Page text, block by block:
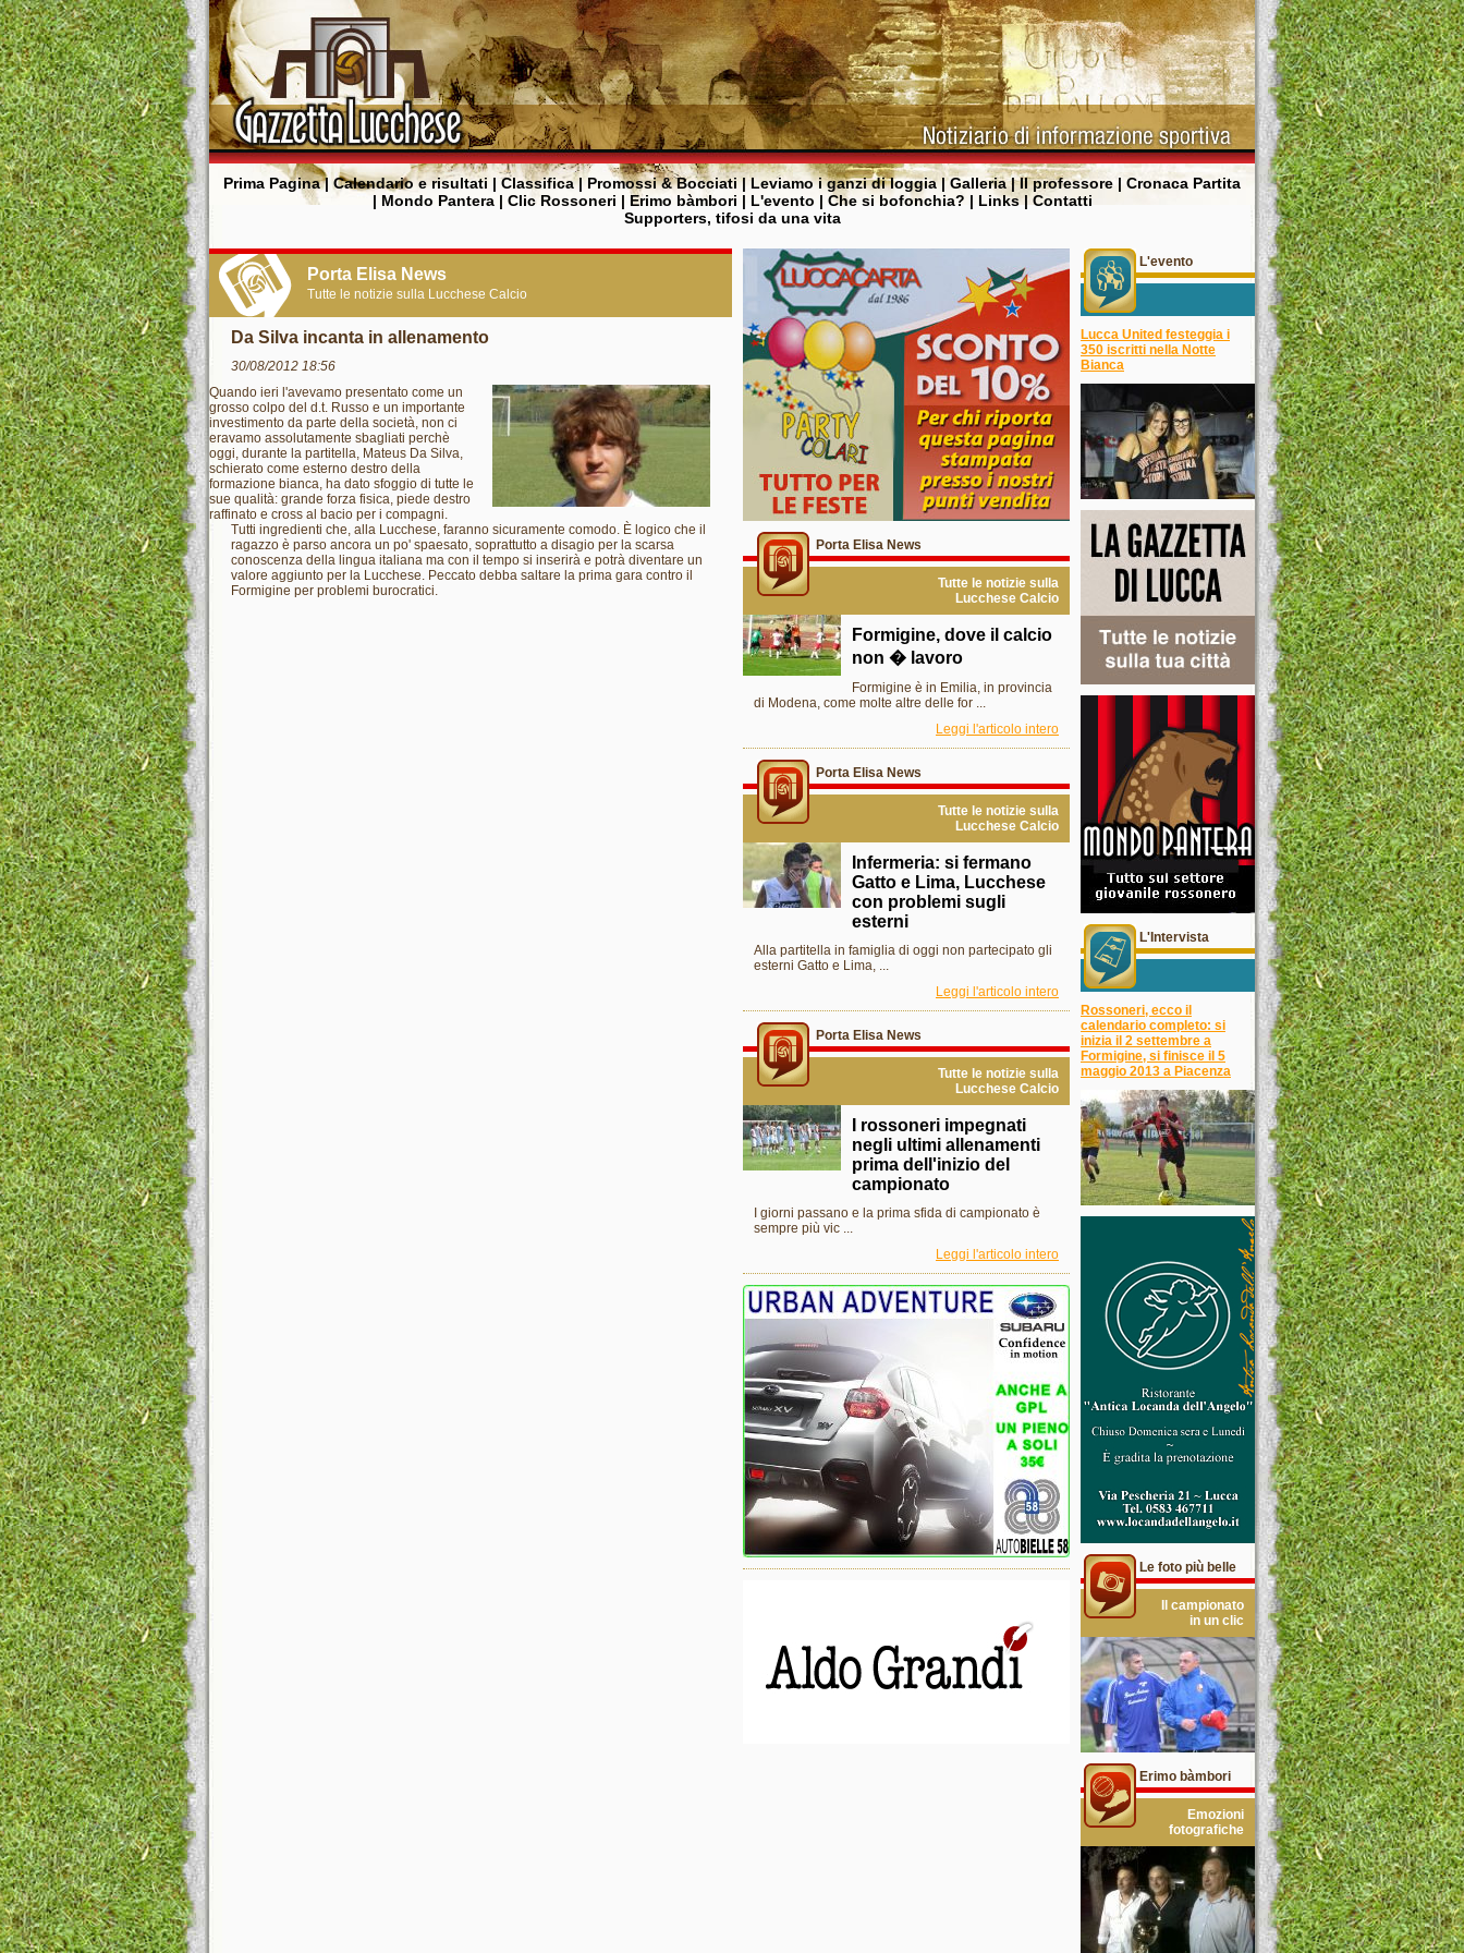
Prima Pagina| Calendario e risultati | Classifica|Promossi & Bocciati|Leviamo i ganzi di loggia|Galleria|Il professore | Cronaca Partita
| Mondo Pantera| Clic Rossoneri | Erimo bàmbori | L'evento | Che si bofonchia? | Links|Contatti
Supporters, tifosi da una vita
Porta Elisa News
Tutte le notizie sulla Lucchese Calcio
Da Silva incanta in allenamento
30/08/2012 18:56
Quando ieri l'avevamo presentato come un
grosso colpo del d.t. Russo e un importante
investimento da parte della società, non ci
eravamo assolutamente sbagliati perchè
oggi, durante la partitella, Mateus Da Silva,
schierato come esterno destro della
formazione bianca, ha dato sfoggio di tutte le
sue qualità: grande forza fisica, piede destro
raffinato e cross al bacio per i compagni.
Tutti ingredienti che, alla Lucchese, faranno sicuramente comodo. È logico che il
ragazzo è parso ancora un po' spaesato, soprattutto a disagio per la scarsa
conoscenza della lingua italiana ma con il tempo si inserirà e potrà diventare un
valore aggiunto per la Lucchese. Peccato debba saltare la prima gara contro il
Formigine per problemi burocratici.
Porta Elisa News
Tutte le notizie sulla
Lucchese Calcio
Formigine, dove il calcio
non � lavoro
Formigine è in Emilia, in provincia
di Modena, come molte altre delle for ...
Leggi l'articolo intero
Porta Elisa News
Tutte le notizie sulla
Lucchese Calcio
Infermeria: si fermano
Gatto e Lima, Lucchese
con problemi sugli
esterni
Alla partitella in famiglia di oggi non partecipato gli
esterni Gatto e Lima, ...
Leggi l'articolo intero
Porta Elisa News
Tutte le notizie sulla
Lucchese Calcio
I rossoneri impegnati
negli ultimi allenamenti
prima dell'inizio del
campionato
I giorni passano e la prima sfida di campionato è
sempre più vic ...
Leggi l'articolo intero
L'evento
Lucca United festeggia i
350 iscritti nella Notte
Bianca
L'Intervista
Rossoneri, ecco il
calendario completo: si
inizia il 2 settembre a
Formigine, si finisce il 5
maggio 2013 a Piacenza
Le foto più belle
Il campionato
in un clic
Erimo bàmbori
Emozioni
fotografiche